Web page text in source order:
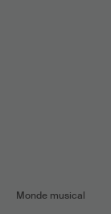
Monde musical